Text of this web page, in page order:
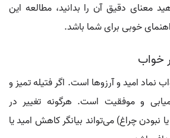
معنای دقیق آن را بدانید، مطالعه این
خوبی برای شما باشد.
خواب
نماد امید و آرزوها است. اگر فتيله تمیز و
و موفقیت است. هرگونه تغییر در
چراغ) می‌تواند بیانگر کاهش امید یا